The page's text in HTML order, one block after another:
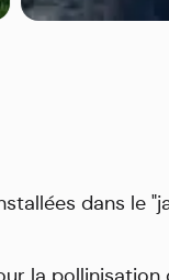
dans le